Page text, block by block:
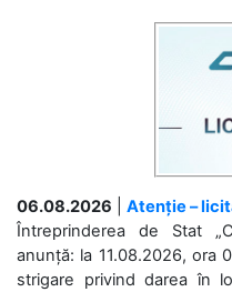
06.08.2026
Atenție –
Întreprinderea de Stat
anunță: la 11.08.2026, ora
strigare privind darea în